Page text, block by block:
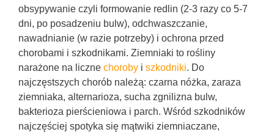
obsypywanie czyli formowanie redlin (2-3 razy co 5-7
dni, po posadzeniu bulw), odchwaszczanie,
nawadnianie (w razie potrzeby) i ochrona przed
chorobami i szkodnikami. Ziemniaki to rośliny
narażone na liczne choroby i szkodniki. Do
najczęstszych chorób należą: czarna nóżka, zaraza
ziemniaka, alternarioza, sucha zgnilizna bulw,
bakterioza pierścieniowa i parch. Wśród szkodników
najczęściej spotyka się mątwiki ziemniaczane,